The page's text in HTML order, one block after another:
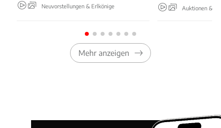
Neuvorstellungen & Erlkönige Auktionen &
Mehr anzeigen